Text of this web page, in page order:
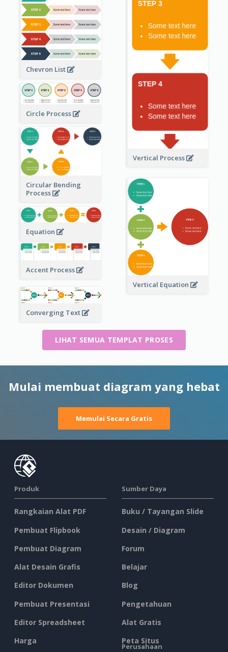
Vertical Process
Chevron List
Circle Process
Circular Bending
Process
Vertical Equation
Equation
Accent Process
Converging Text
LIHAT SEMUA TEMPLAT PROSES
Mulai membuat diagram yang hebat
Memulai Secara Gratis
Produk
Rangkaian Alat PDF
Pembuat Flipbook
Pembuat Diagram
Alat Desain Grafis
Editor Dokumen
Pembuat Presentasi
Editor Spreadsheet
Harga
Sumber Daya
Buku / Tayangan Slide
Desain / Diagram
Forum
Belajar
Blog
Pengetahuan
Alat Gratis
Peta Situs
Perusahaan